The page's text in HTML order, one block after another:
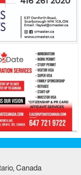
Canada